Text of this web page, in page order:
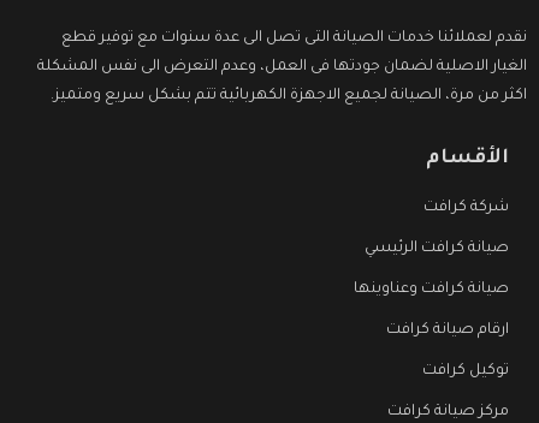
نقدم لعملائنا خدمات الصيانة التى تصل الى عدة سنوات مع توفير قطع
الغيار الاصلية لضمان جودتها فى العمل، وعدم التعرض الى نفس المشكلة
اكثر من مرة، الصيانة لجميع الاجهزة الكهربائية تتم بشكل سريع ومتميز.
الأقسام
شركة كرافت
صيانة كرافت الرئيسي
صيانة كرافت وعناوينها
ارقام صيانة كرافت
توكيل كرافت
مركز صيانة كرافت